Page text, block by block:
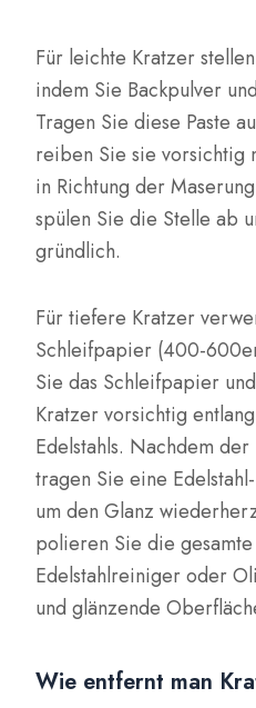
Für leichte Kratzer
indem Sie Backpulver
Tragen Sie diese Paste
reiben Sie sie vorsichtig
in Richtung der
spülen Sie die Stelle ab
gründlich.
Für tiefere Kratzer
Schleifpapier (400-
Sie das Schleifpapier
Kratzer vorsichtig
Edelstahls. Nachdem
tragen Sie eine
um den Glanz
polieren Sie die
Edelstahlreiniger oder
und glänzende
Wie entfernt man